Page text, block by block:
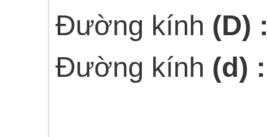
Đường kính (D)
Đường kính (d)